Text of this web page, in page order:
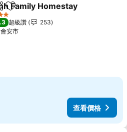
加入我的最愛
Family Homestay
級
超級讚
253
會安市
查看價格